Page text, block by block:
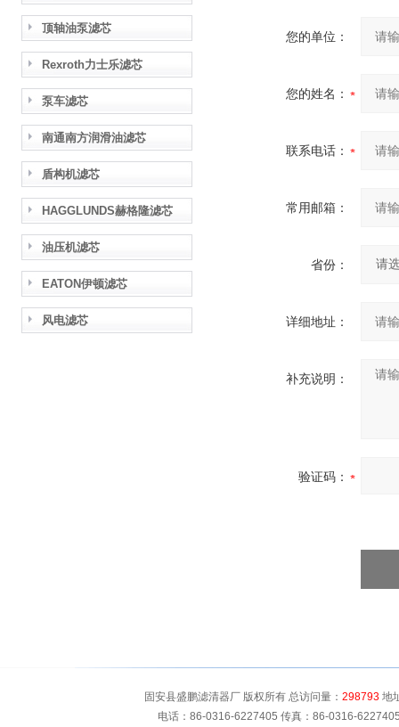
顶轴油泵滤芯
Rexroth力士乐滤芯
泵车滤芯
南通南方润滑油滤芯
盾构机滤芯
HAGGLUNDS赫格隆滤芯
油压机滤芯
EATON伊顿滤芯
风电滤芯
您的单位：
您的姓名：
联系电话：
常用邮箱：
省份：
详细地址：
补充说明：
验证码：
固安县盛鹏滤清器厂 版权所有 总访问量： 298793地
电话：86-0316-6227405 传真：86-0316-